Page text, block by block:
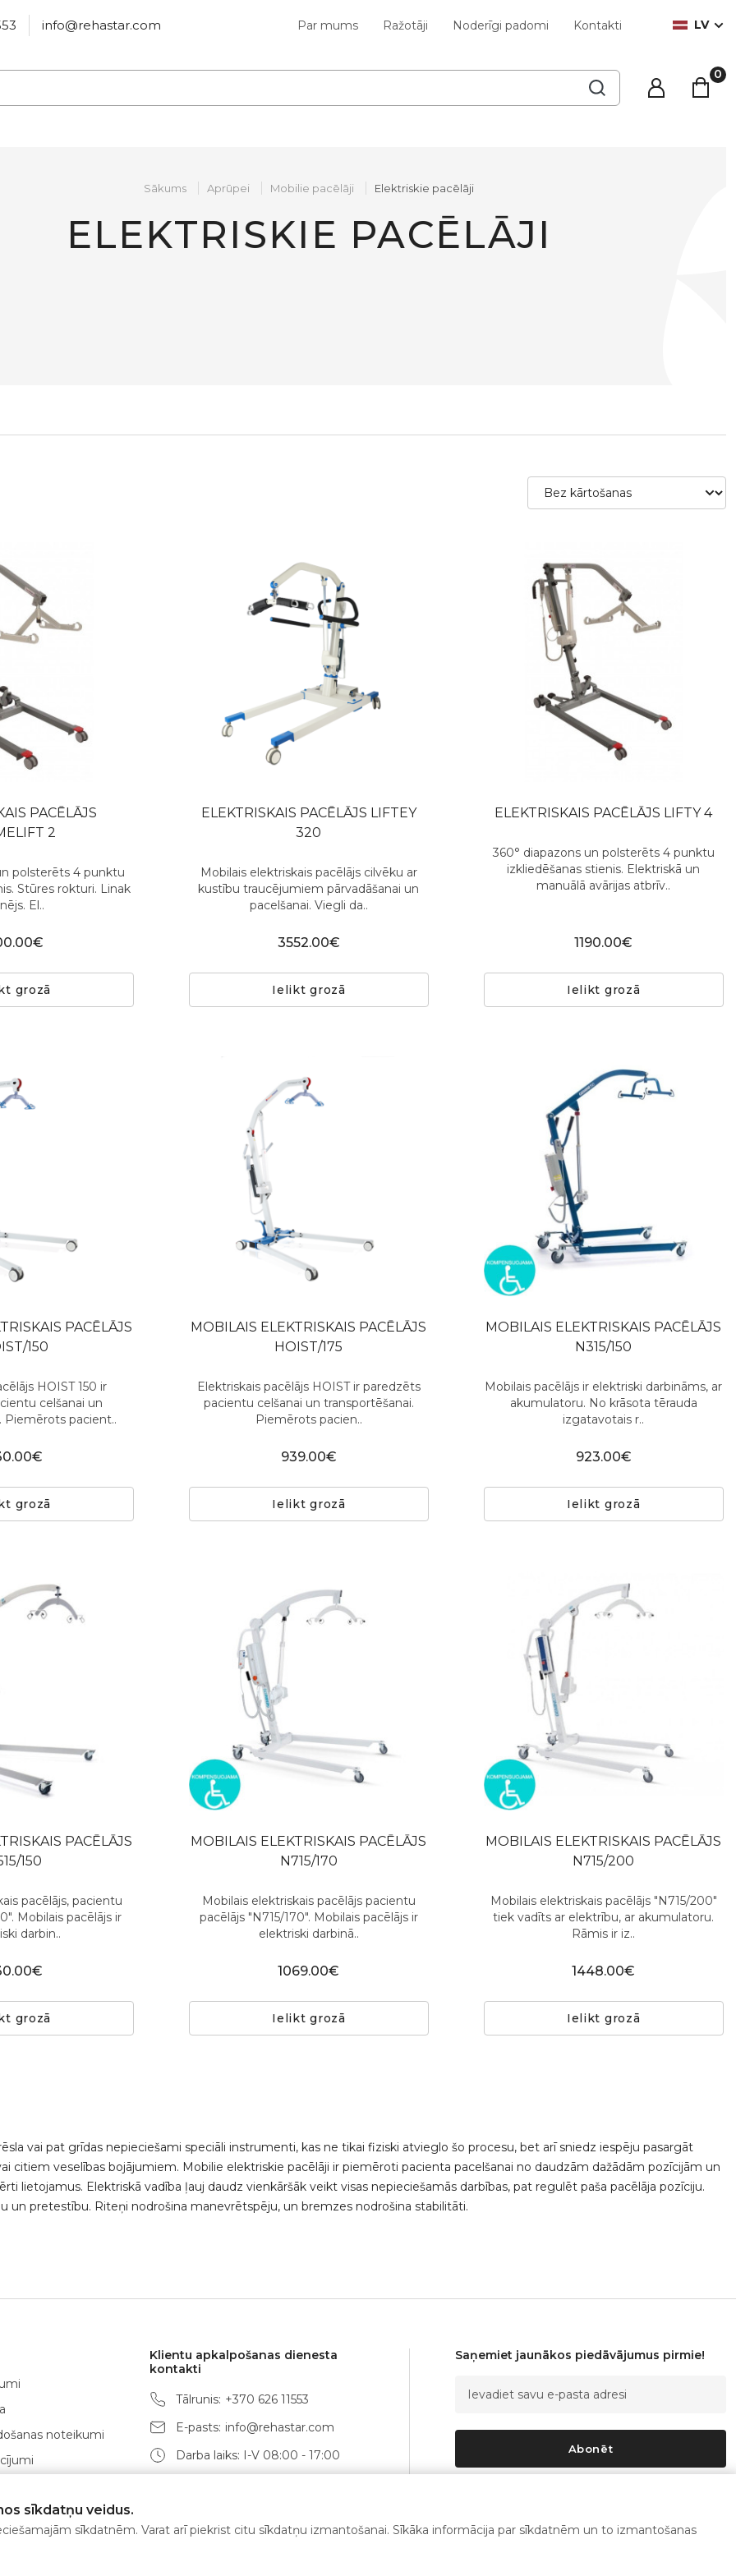
info@rehastar.com Par mums Ražotāji Noderīgi padomi Kontakti LV
Sākums Aprūpei Mobilie pacēlāji Elektriskie pacēlāji
ELEKTRISKIE PACĒLĀJI
PACĒLĀJS
2
polsterēts 4 punktu
Stūres rokturi. Linak
El..
grozā
ELEKTRISKAIS PACĒLĀJS LIFTEY
320
Mobilais elektriskais pacēlājs cilvēku ar
kustību traucējumiem pārvadāšanai un
pacelšanai. Viegli da..
3552.00€
Ielikt grozā
ELEKTRISKAIS PACĒLĀJS LIFTY 4
360° diapazons un polsterēts 4 punktu
izkliedēšanas stienis. Elektriskā un
manuālā avārijas atbrīv..
1190.00€
Ielikt grozā
PACĒLĀJS
150
HOIST 150 ir
celšanai un
Piemērots pacient..
grozā
MOBILAIS ELEKTRISKAIS PACĒLĀJS
HOIST/175
Elektriskais pacēlājs HOIST ir paredzēts
pacientu celšanai un transportēšanai.
Piemērots pacien..
939.00€
Ielikt grozā
MOBILAIS ELEKTRISKAIS PACĒLĀJS
N315/150
Mobilais pacēlājs ir elektriski darbināms, ar
akumulatoru. No krāsota tērauda
izgatavotais r..
923.00€
Ielikt grozā
PACĒLĀJS
150
pacēlājs, pacientu
Mobilais pacēlājs ir
darbin..
grozā
MOBILAIS ELEKTRISKAIS PACĒLĀJS
N715/170
Mobilais elektriskais pacēlājs pacientu
pacēlājs "N715/170". Mobilais pacēlājs ir
elektriski darbinā..
1069.00€
Ielikt grozā
MOBILAIS ELEKTRISKAIS PACĒLĀJS
N715/200
Mobilais elektriskais pacēlājs "N715/200"
tiek vadīts ar elektrību, ar akumulatoru.
Rāmis ir iz..
1448.00€
Ielikt grozā
vai pat grīdas nepieciešami speciāli instrumenti, kas ne tikai fiziski atvieglo šo procesu, bet arī sniedz iespēju pasargāt
citiem veselības bojājumiem. Mobilie elektriskie pacēlāji ir piemēroti pacienta pacelšanai no daudzām dažādām pozīcijām un
lietojamus. Elektriskā vadība ļauj daudz vienkāršāk veikt visas nepieciešamās darbības, pat regulēt paša pacēlāja pozīciju.
un pretestību. Riteņi nodrošina manevrētspēju, un bremzes nodrošina stabilitāti.
noteikumi
Klientu apkalpošanas dienesta
kontakti
Tālrunis: +370 626 11553
E-pasts: info@rehastar.com
Darba laiks: I-V 08:00 - 17:00
Saņemiet jaunākos piedāvājumus pirmie!
Abonēt
sīkdatņu veidus.
sīkdatnēm. Varat arī piekrist citu sīkdatņu izmantošanai. Sīkāka informācija par sīkdatnēm un to izmantošanas